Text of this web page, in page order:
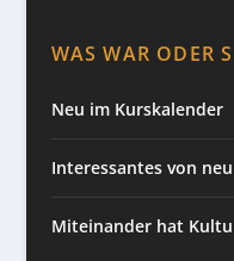
WAS WAR ODER
Neu im Kurskalender
Interessantes von
Miteinander hat